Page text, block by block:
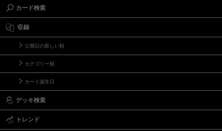
カード検索
収録
公開日の新しい順
カテゴリー順
カード誕生日
デッキ検索
トレンド